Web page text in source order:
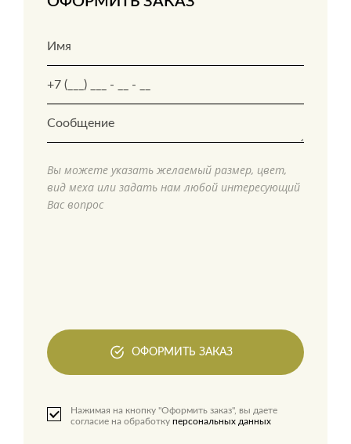
Вы можете указать желаемый размер, цвет,
вид меха или задать нам любой интересующий
Вас вопрос
ОФОРМИТЬ ЗАКАЗ
Нажимая на кнопку "Оформить заказ", вы даете
согласие на обработку персональных данных